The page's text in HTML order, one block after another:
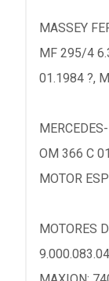
MASSEY
MF 295/4
01.1984 ?,
OM 366 C
MOTOR
MOTORES